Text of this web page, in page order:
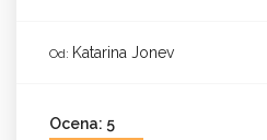
Od: Katarina Jonev
Ocena: 5